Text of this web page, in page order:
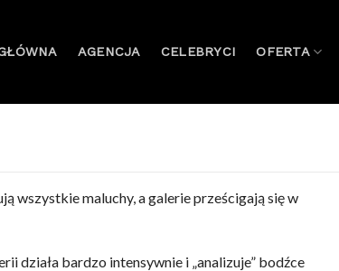
AGENCJA CELEBRYCI OFERTA
wszystkie maluchy, a galerie prześcigają się w
działa bardzo intensywnie i „analizuje” bodźce